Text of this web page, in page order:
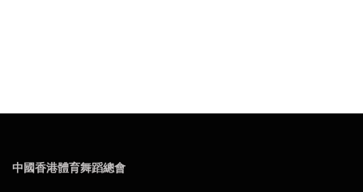
中國香港體育舞蹈總會